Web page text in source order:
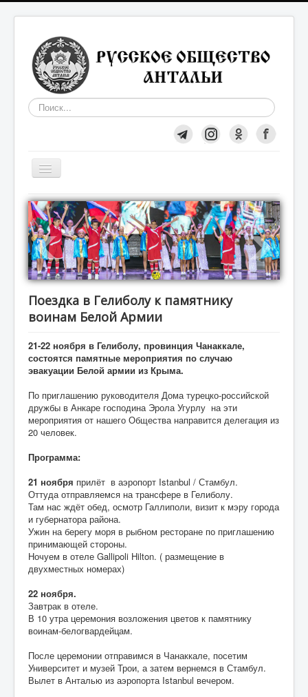
Искать...
Включить/
выключить
навигацию
Общество
О нас
СМИ о нас
Консульство
День Победы
Правнуки Победы
Объявления
Консультации
Юридическая консультация
Визовая поддержка
Образование
Проекты
Бизнес
Дети
Благотворительность
Поездка в Гелиболу к памятнику
воинам Белой Армии
21-22 ноября в Гелиболу, провинция Чанаккале,
состоятся памятные мероприятия по случаю
эвакуации Белой армии из Крыма.
По приглашению руководителя Дома турецко-российской
дружбы в Анкаре господина Эрола Угурлу на эти
мероприятия от нашего Общества направится делегация из
20 человек.
Программа:
21 ноября прилёт в аэропорт Istanbul / Стамбул.
Оттуда отправляемся на трансфере в Гелиболу.
Там нас ждёт обед, осмотр Галлиполи, визит к мэру города
и губернатора района.
Ужин на берегу моря в рыбном ресторане по приглашению
принимающей стороны.
Ночуем в отеле Gallipoli Hilton. ( размещение в
двухместных номерах)
22 ноября.
Завтрак в отеле.
В 10 утра церемония возложения цветов к памятнику
воинам-белогвардейцам.
После церемонии отправимся в Чанаккале, посетим
Университет и музей Трои, а затем вернемся в Стамбул.
Вылет в Анталью из аэропорта Istanbul вечером.